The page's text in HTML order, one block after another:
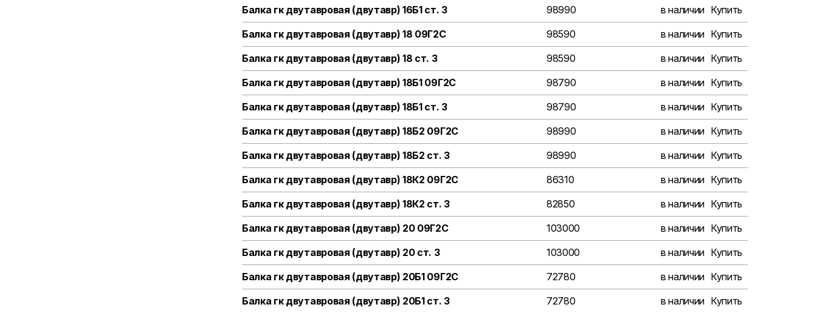
Балка гк двутавровая (двутавр) 16Б1 ст. 3
98990 в наличии Купить
Балка гк двутавровая (двутавр) 18 09Г2С
98590 в наличии Купить
Балка гк двутавровая (двутавр) 18 ст. 3
98590 в наличии Купить
Балка гк двутавровая (двутавр) 18Б1 09Г2С
98790 в наличии Купить
Балка гк двутавровая (двутавр) 18Б1 ст. 3
98790 в наличии Купить
Балка гк двутавровая (двутавр) 18Б2 09Г2С
98990 в наличии Купить
Балка гк двутавровая (двутавр) 18Б2 ст. 3
98990 в наличии Купить
Балка гк двутавровая (двутавр) 18К2 09Г2С
86310 в наличии Купить
Балка гк двутавровая (двутавр) 18К2 ст. 3
82850 в наличии Купить
Балка гк двутавровая (двутавр) 20 09Г2С
103000 в наличии Купить
Балка гк двутавровая (двутавр) 20 ст. 3
103000 в наличии Купить
Балка гк двутавровая (двутавр) 20Б1 09Г2С
72780 в наличии Купить
Балка гк двутавровая (двутавр) 20Б1 ст. 3
72780 в наличии Купить